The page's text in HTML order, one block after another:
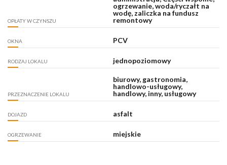
OPŁATY W CZYNSZU
ogrzewanie, woda/ryczałt na
wodę, zaliczka na fundusz
remontowy
OKNA PCV
RODZAJ LOKALU jednopoziomowy
PRZEZNACZENIE LOKALU
biurowy, gastronomia,
handlowo-usługowy,
handlowy, inny, usługowy
DOJAZD asfalt
OGRZEWANIE miejskie